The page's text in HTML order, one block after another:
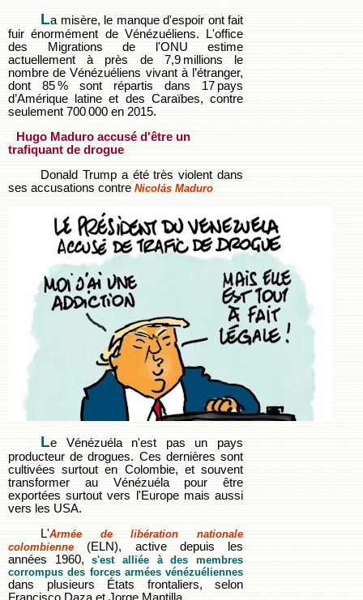
La misère, le manque d'espoir ont fait
fuir énormément de Vénézuéliens. L'office
des Migrations de l'ONU estime
actuellement à près de 7,9 millions le
nombre de Vénézuéliens vivant à l’étranger,
dont 85 % sont répartis dans 17 pays
d’Amérique latine et des Caraïbes, contre
seulement 700 000 en 2015.
Hugo Maduro accusé d'être un
trafiquant de drogue
Donald Trump a été très violent dans
ses accusations contre Nicolás Maduro
Le Vénézuéla n'est pas un pays
producteur de drogues. Ces dernières sont
cultivées surtout en Colombie, et souvent
transformer au Vénézuéla pour être
exportées surtout vers l'Europe mais aussi
vers les USA.
L'Armée de libération nationale
colombienne (ELN), active depuis les
années 1960,s'est alliée à des membres
corrompus des forces armées vénézuéliennes
dans plusieurs États frontaliers, selon
Francisco Daza et Jorge Mantilla.